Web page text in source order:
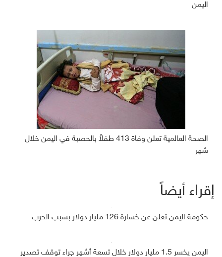
اليمن
الصحة العالمية تعلن وفاة 413 طفلاً بالحصبة في اليمن خلال
شهر
إقراء أيضاً
حكومة اليمن تعلن عن خسارة 126 مليار دولار بسبب الحرب
اليمن يخسر 1.5 مليار دولار خلال تسعة أشهر جراء توقف تصدير